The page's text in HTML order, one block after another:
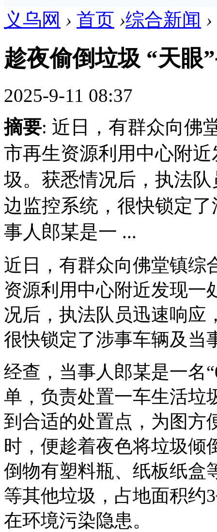
义乌网 › 首页 ›综合新闻 ›
趁夜偷倒垃圾 “天眼
2025-9-11 08:37
摘要: 近日，有群众向佛
市再生资源利用中心附
圾。获悉情况后，执法
边监控系统，很快锁定
事人郎某是一 ...
近日，有群众向佛堂镇综
资源利用中心附近发现一
况后，执法队员迅速响应
很快锁定了涉事车辆及当
经查，当事人郎某是一名
单，负责处置一车生活垃
到合适的处置点，为图方
时，便趁着夜色将垃圾倾
倒物有塑料瓶、纸板纸盒
等其他垃圾，占地面积约
在环境污染隐患。